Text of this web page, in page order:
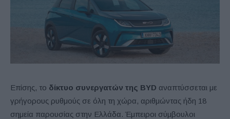
Επίσης, το δίκτυο συνεργατών της BYD αναπτύσσεται με
γρήγορους ρυθμούς σε όλη τη χώρα, αριθμώντας ήδη 18
σημεία παρουσίας στην Ελλάδα. Έμπειροι σύμβουλοι